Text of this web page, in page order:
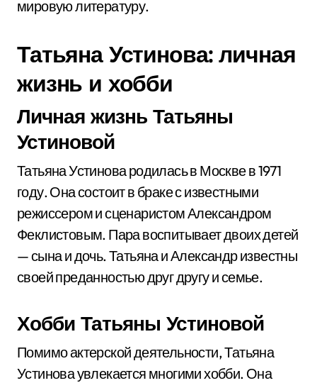
мировую литературу.
Татьяна Устинова: личная
жизнь и хобби
Личная жизнь Татьяны
Устиновой
Татьяна Устинова родилась в Москве в 1971
году. Она состоит в браке с известными
режиссером и сценаристом Александром
Феклистовым. Пара воспитывает двоих детей
— сына и дочь. Татьяна и Александр известны
своей преданностью друг другу и семье.
Хобби Татьяны Устиновой
Помимо актерской деятельности, Татьяна
Устинова увлекается многими хобби. Она